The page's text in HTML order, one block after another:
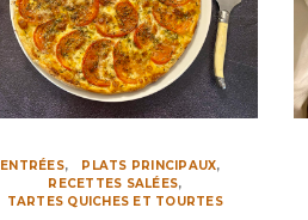
ENTRÉES
PLATS PRINCIPAUX
RECETTES SALÉES
TARTES QUICHES ET TOURTES